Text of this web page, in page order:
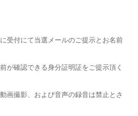
受付にて当選メールのご提示とお名前
が確認できる身分証明証をご提示頂く
画撮影、および音声の録音は禁止とさ